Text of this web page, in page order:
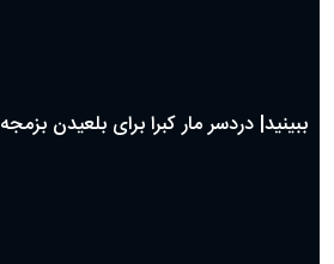
ببینید| دردسر مار کبرا برای بلعیدن بزمجه